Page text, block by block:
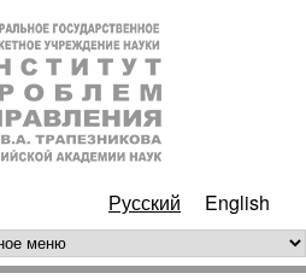
к основному
Русский English
меню